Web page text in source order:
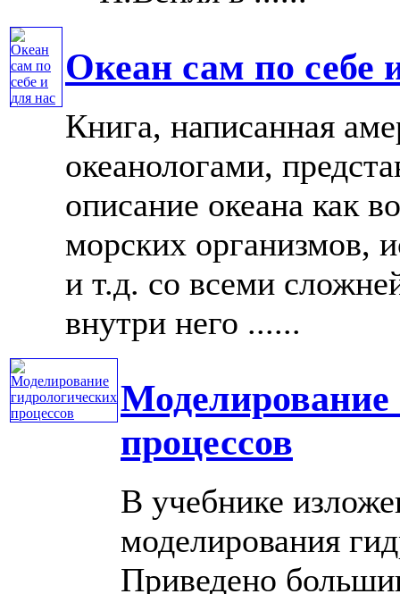
Океан сам по себе
Книга, написанная
океанологами,
описание океана как
морских организмов,
и т.д. со всеми
внутри него ......
Моделирование
процессов
В учебнике
моделирования
Приведено